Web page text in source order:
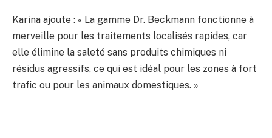
Karina ajoute : « La gamme Dr. Beckmann fonctionne à
merveille pour les traitements localisés rapides, car
elle élimine la saleté sans produits chimiques ni
résidus agressifs, ce qui est idéal pour les zones à fort
trafic ou pour les animaux domestiques. »